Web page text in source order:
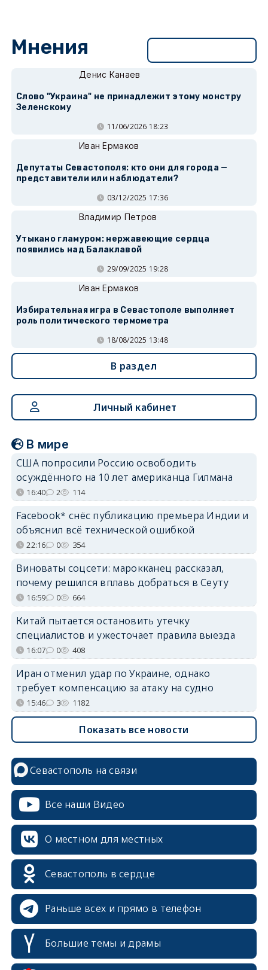
Мнения
Денис Канаев
Слово "Украина" не принадлежит этому монстру
Зеленскому
11/06/2026 18:23
Иван Ермаков
Депутаты Севастополя: кто они для города —
представители или наблюдатели?
03/12/2025 17:36
Владимир Петров
Утыкано гламуром: нержавеющие сердца
появились над Балаклавой
29/09/2025 19:28
Иван Ермаков
Избирательная игра в Севастополе выполняет
роль политического термометра
18/08/2025 13:48
В раздел
Личный кабинет
В мире
США попросили Россию освободить
осуждённого на 10 лет американца Гилмана
16:40 2 114
Facebook* снёс публикацию премьера Индии и
объяснил всё технической ошибкой
22:16 0 354
Виноваты соцсети: марокканец рассказал,
почему решился вплавь добраться в Сеуту
16:59 0 664
Китай пытается остановить утечку
специалистов и ужесточает правила выезда
16:07 0 408
Иран отменил удар по Украине, однако
требует компенсацию за атаку на судно
15:46 3 1182
Показать все новости
Севастополь на связи
Все наши Видео
О местном для местных
Севастополь в сердце
Раньше всех и прямо в телефон
Большие темы и драмы